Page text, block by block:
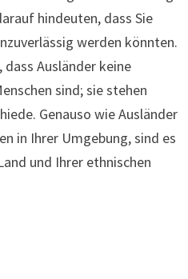
hindeuten, dass Sie
werden könnten.
Ausländer keine
sind; sie stehen
Genauso wie Ausländer
in Ihrer Umgebung, sind es
und Ihrer ethnischen